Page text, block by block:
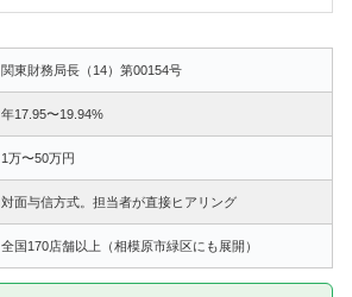
関東財務局長（14）第00154号
年17.95〜19.94%
1万〜50万円
対面与信方式。担当者が直接ヒアリング
全国170店舗以上（相模原市緑区にも展開）